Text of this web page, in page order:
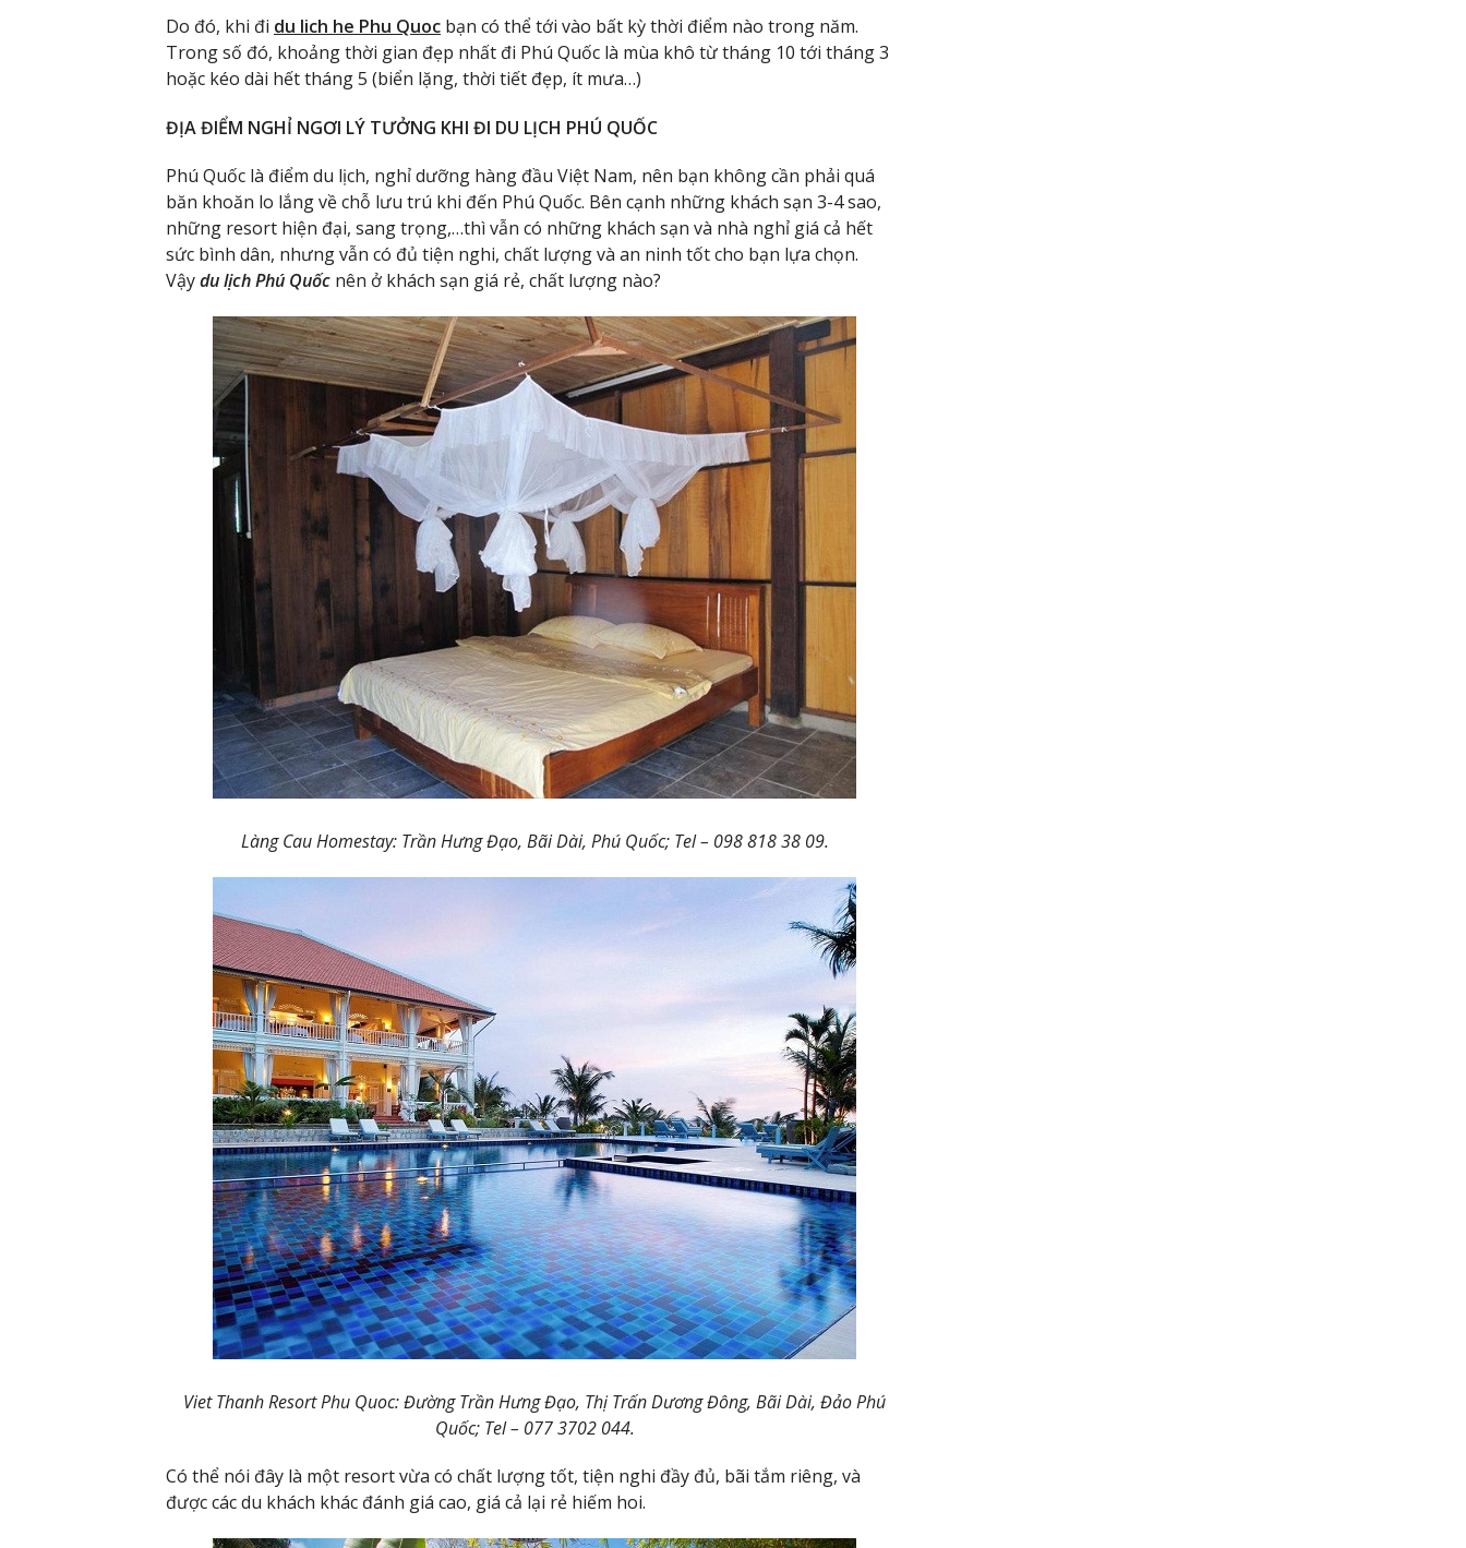
Do đó, khi đi du lich he Phu Quoc bạn có thể tới vào bất kỳ thời điểm nào trong năm.
Trong số đó, khoảng thời gian đẹp nhất đi Phú Quốc là mùa khô từ tháng 10 tới tháng 3
hoặc kéo dài hết tháng 5 (biển lặng, thời tiết đẹp, ít mưa…)
ĐỊA ĐIỂM NGHỈ NGƠI LÝ TƯỞNG KHI ĐI DU LỊCH PHÚ QUỐC
Phú Quốc là điểm du lịch, nghỉ dưỡng hàng đầu Việt Nam, nên bạn không cần phải quá
băn khoăn lo lắng về chỗ lưu trú khi đến Phú Quốc. Bên cạnh những khách sạn 3-4 sao,
những resort hiện đại, sang trọng,…thì vẫn có những khách sạn và nhà nghỉ giá cả hết
sức bình dân, nhưng vẫn có đủ tiện nghi, chất lượng và an ninh tốt cho bạn lựa chọn.
Vậydu lịch Phú Quốc nên ở khách sạn giá rẻ, chất lượng nào?
Làng Cau Homestay: Trần Hưng Đạo, Bãi Dài, Phú Quốc; Tel – 098 818 38 09.
Viet Thanh Resort Phu Quoc: Đường Trần Hưng Đạo, Thị Trấn Dương Đông, Bãi Dài, Đảo Phú
Quốc; Tel – 077 3702 044.
Có thể nói đây là một resort vừa có chất lượng tốt, tiện nghi đầy đủ, bãi tắm riêng, và
được các du khách khác đánh giá cao, giá cả lại rẻ hiếm hoi.